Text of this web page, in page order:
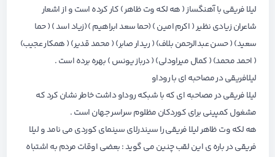
لیلا فریقی با آهنگساز ( هه لکه وت ظاهر ) کار کرده است و از اشعار
شاعران زیادی نظیر ( اکرم امین ) (حما سعد ابراهیم ) (زیاد اسد ) ( حما
سعید) ( حسن عبدالرحمن بلاف) ( ریدار صابر) ( محمد قدیر) ( همکار عجیب)
( احمد محمد) ( کمال میراودلی) ( درباز یونس ) بهره برده است .
لیلافریقی در مصاحبه ای با روداو
لیلا فریقی در مصاحبه ای که با شبکه روداو داشت خاطر نشان کرد که
مشغول کمپینی برای کوردکان مظلوم سراسر جهان است .
هه لکه وت ظاهر لیلا فریقی را سیندرلای سینمای کوردی می نامد و لیلا
فریقی در باره ی این لقب چنین می گوید : بعضی اوقات مردم به اشتباه